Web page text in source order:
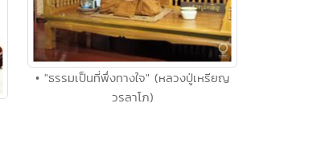
• "ธรรมเป็นที่พึ่งทางใจ" (หลวงปู่เหรียญ
วรลาโภ)